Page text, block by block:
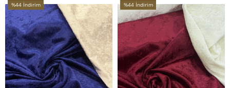
%44 İndirim
%44İndirim
%44 İndirim
%44İndirim